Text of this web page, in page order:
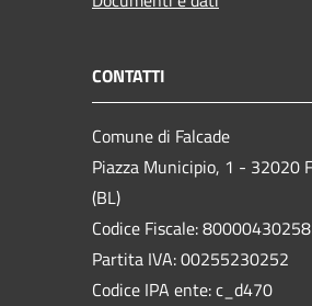
CONTATTI
Comune di Falcade
Piazza Municipio, 1 - 32020
(BL)
Codice Fiscale: 80000430258
Partita IVA: 00255230252
Codice IPA ente: c_d470